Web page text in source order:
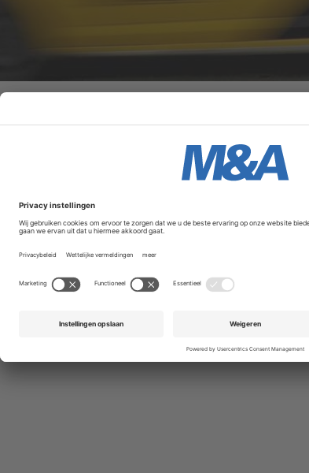
sluiten en het aantal medewerkers
Rusland. Het is niet bekend hoeveel daarvan
de sluiting van de winkels, in maart, werd
Winkels blijven dicht, ook blijft de import uit en
wijzen dat producten die nu in Russische
en klanten. "Om de noodzakelijke
worden binnenkort bekendgemaakt." De
zijn eerste winkel in Rusland en heeft er nu
winkelcentra uit, die onder de naam MEGA